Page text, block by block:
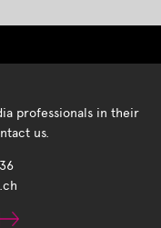
professionals in their
us.